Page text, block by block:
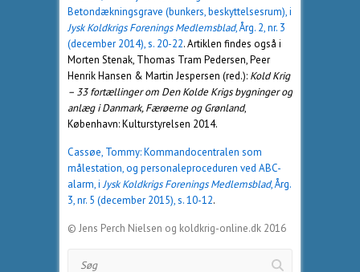
Betondækningsgrave (bunkers, beskyttelsesrum), i
Jysk Koldkrigs Forenings Medlemsblad, Årg. 2, nr. 3
(december 2014), s. 20-22. Artiklen findes også i
Morten Stenak, Thomas Tram Pedersen, Peer
Henrik Hansen & Martin Jespersen (red.): Kold Krig
– 33 fortællinger om Den Kolde Krigs bygninger og
anlæg i Danmark, Færøerne og Grønland,
København: Kulturstyrelsen 2014.
Cassøe, Tommy: Kommandocentralen som
målestation, og personaleproceduren ved ABC-
alarm, iJysk Koldkrigs Forenings Medlemsblad, Årg.
3, nr. 5 (december 2015), s. 10-12.
© Jens Perch Nielsen og koldkrig-online.dk 2016